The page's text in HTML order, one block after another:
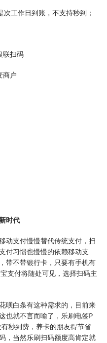
次工作日到账，不支持秒到；
联扫码
商户
时代
动支付慢慢替代传统支付，扫
付习惯也慢慢的依赖移动支
带不带银行卡，只要有手机有
支付将随处可见，选择扫码主
呗白条有这种需求的，目前来
也就不言而喻了，乐刷电签P
秒到费，养卡的朋友得节省
，当然乐刷扫码额度高肯定就